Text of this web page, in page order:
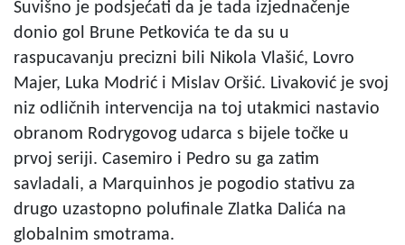
Suvišno je podsjećati da je tada izjednačenje
donio gol Brune Petkovića te da su u
raspucavanju precizni bili Nikola Vlašić, Lovro
Majer, Luka Modrić i Mislav Oršić. Livaković je svoj
niz odličnih intervencija na toj utakmici nastavio
obranom Rodrygovog udarca s bijele točke u
prvoj seriji. Casemiro i Pedro su ga zatim
savladali, a Marquinhos je pogodio stativu za
drugo uzastopno polufinale Zlatka Dalića na
globalnim smotrama.